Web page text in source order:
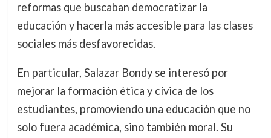
reformas que buscaban democratizar la
educación y hacerla más accesible para las clases
sociales más desfavorecidas.
En particular, Salazar Bondy se interesó por
mejorar la formación ética y cívica de los
estudiantes, promoviendo una educación que no
solo fuera académica, sino también moral. Su